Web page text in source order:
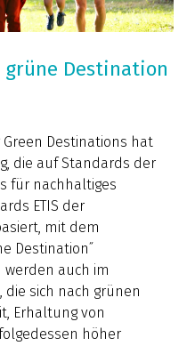
Destination
Destinations hat
die auf Standards der
für nachhaltiges
ETIS der
mit dem
Destination˝
werden auch im
die sich nach grünen
Erhaltung von
höher